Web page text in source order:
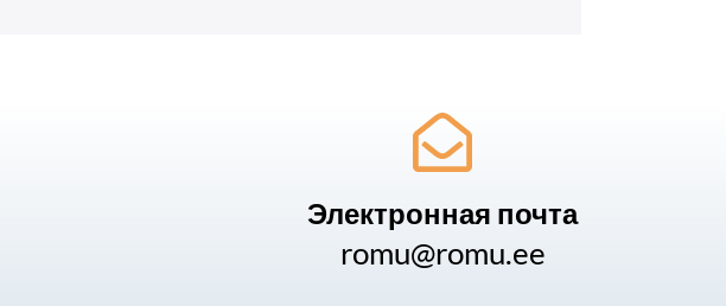
Электронная почта
romu@romu.ee